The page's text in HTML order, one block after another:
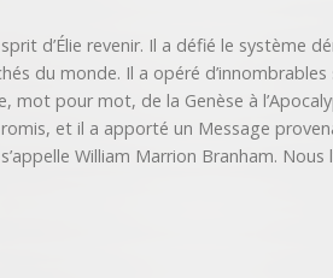
d’Élie revenir. Il a défié le système
du monde. Il a opéré
mot pour mot, de la Genèse à
et il a apporté un Message
William Marrion Branham. Nous